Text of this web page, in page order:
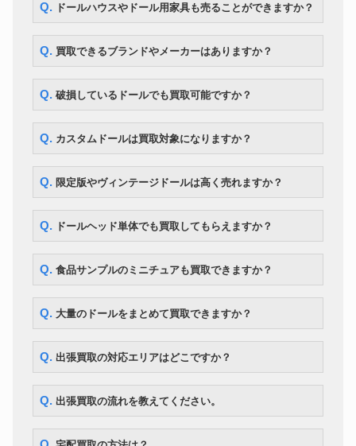
まきまきカールのおしゃれなリ
175,700円
Kaws カウズ Pinocchio Wood
カリモク
BE@RBRICK エヴァンゲリオン
初号機 CHROME Ver.1000％
WORLD WIDE TOUR 3 開催記
ドール ネオブライス モッドモーリー 12,600円
ボークス DDS アイドルマスタ
ちっちゃな女の子こと乃
ドール
CWC 限定 マイメロディ ブライ
ス ソフトリーカドリーユー＆ミ
ー
30,800円
マーゴユニークガール blythe ネ
オブライス
ボークス MDD Fate/kaleid liner
プリズマ☆イリヤ
Q. ドールハウスやドール用家具も売ることができますか？
Q. 買取できるブランドやメーカーはありますか？
Q. 破損しているドールでも買取可能ですか？
Q. カスタムドールは買取対象になりますか？
Q. 限定版やヴィンテージドールは高く売れますか？
Q. ドールヘッド単体でも買取してもらえますか？
Q. 食品サンプルのミニチュアも買取できますか？
Q. 大量のドールをまとめて買取できますか？
Q. 出張買取の対応エリアはどこですか？
Q. 出張買取の流れを教えてください。